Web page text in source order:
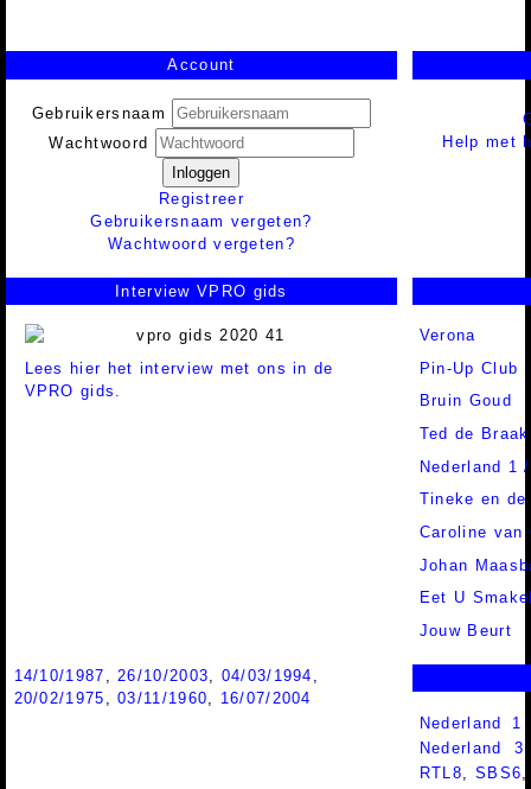
Account
Gebruikersnaam
Wachtwoord
Inloggen
Registreer
Gebruikersnaam vergeten?
Wachtwoord vergeten?
Help met
Interview VPRO gids
Lees hier het interview met ons in de
VPRO gids.
Verona
Pin-Up Club
Bruin Goud
Ted de Braak
Nederland 1
Tineke en de
Caroline van
Johan
Eet U
Jouw Beurt
14/10/1987 26/10/2003 04/03/1994
20/02/1975 ,03/11/1960
16/07/2004
Nederland
Nederland
RTL8,SBS6